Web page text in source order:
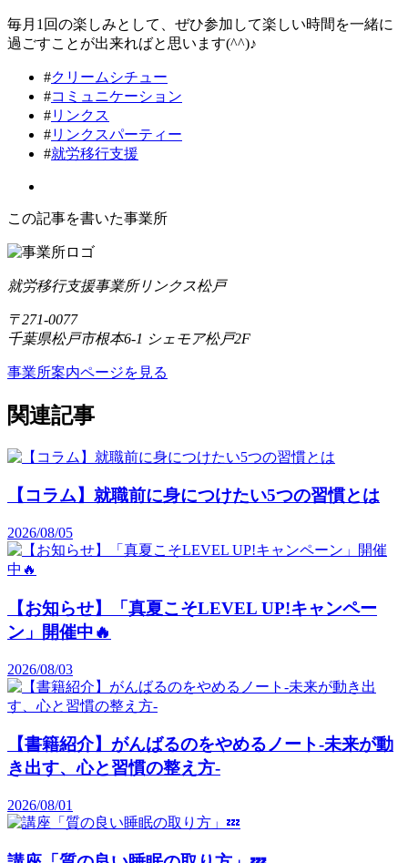
毎月1回の楽しみとして、ぜひ参加して楽しい時間を一緒に
過ごすことが出来ればと思います(^^)♪
#クリームシチュー
#コミュニケーション
#リンクス
#リンクスパーティー
#就労移行支援
この記事を書いた事業所
就労移行支援事業所リンクス松戸
〒271-0077
千葉県松戸市根本6-1 シェモア松戸2F
事業所案内ページを見る
関連記事
【コラム】就職前に身につけたい5つの習慣とは
2026/08/05
【お知らせ】「真夏こそLEVEL UP!キャンペー
ン」開催中🔥
2026/08/03
【書籍紹介】がんばるのをやめるノート-未来が動
き出す、心と習慣の整え方-
2026/08/01